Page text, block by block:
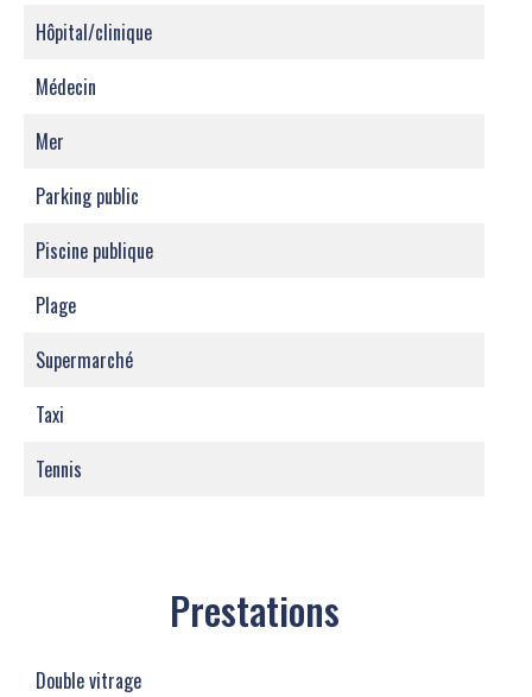
Hôpital/clinique
Médecin
Mer
Parking public
Piscine publique
Plage
Supermarché
Taxi
Tennis
Prestations
Double vitrage